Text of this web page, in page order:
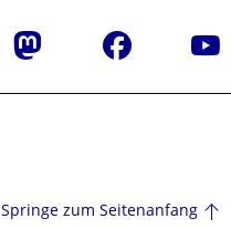
Mastodon Facebook
Springe zum Seitenanfang